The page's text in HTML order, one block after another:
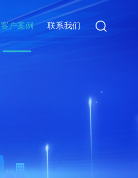
客户案例 联系我们